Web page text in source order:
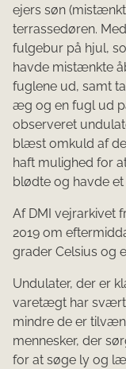
ejers søn
terrassedøren.
fulgebur på hjul,
havde mistænkte
fuglene ud, samt
æg og en fugl ud
observeret
blæst omkuld af
haft mulighed for
blødte og havde et
Af DMI vejrarkivet
2019 om
grader Celsius og
Undulater, der er
varetægt har svært
mindre de er
mennesker, der
for at søge ly og